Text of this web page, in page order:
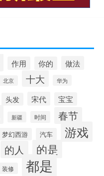
作用 你的 做法
北京 十大 华为
头发 宋代 宝宝
新疆 时间 春节
梦幻西游 汽车 游戏
的人 的是
装修 都是